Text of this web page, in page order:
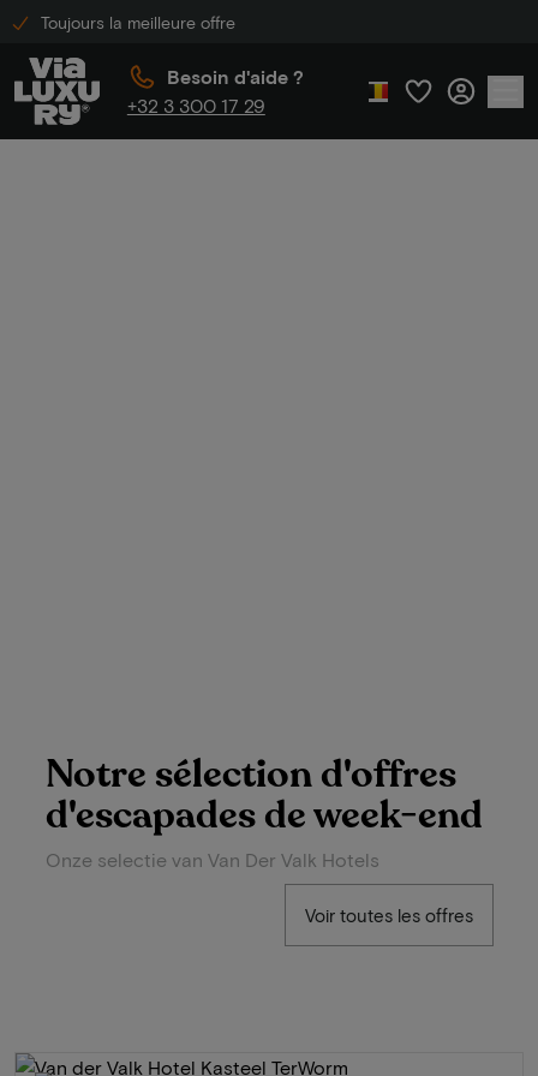
Toujours la meilleure offre
Besoin d'aide ?
+32 3 300 17 29
Notre sélection d'offres
d'escapades de week-end
Onze selectie van Van Der Valk Hotels
Voir toutes les offres